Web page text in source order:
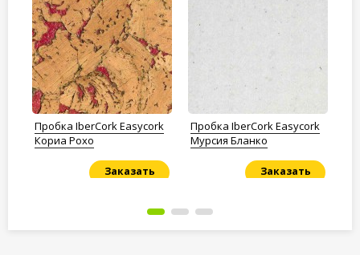
Пробка IberCork Easycork
Кориа Рохо
Заказать
Пробка IberCork Easycork
Мурсия Бланко
Заказать